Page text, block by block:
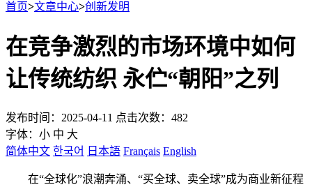
首页>文章中心>创新发明
在竞争激烈的市场环境中如何
让传统纺织 永伫“朝阳”之列
发布时间：2025-04-11 点击次数：482
字体： 小 中 大
简体中文 한국어 日本語 Français English
在“全球化”浪潮奔涌、“买全球、卖全球”成为商业新征程